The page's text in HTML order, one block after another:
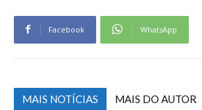
Facebook WhatsApp
MAIS NOTÍCIAS MAIS DO AUTOR